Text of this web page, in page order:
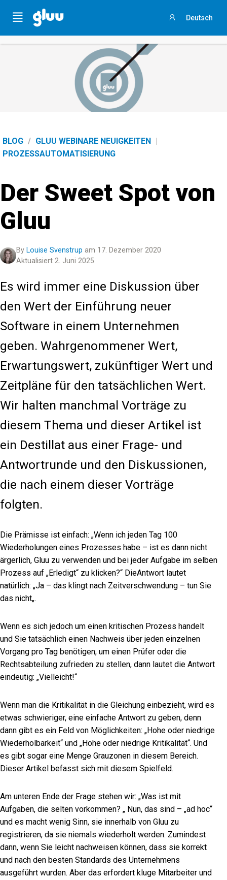
Menu Deutsch
BLOG / GLUU WEBINARE NEUIGKEITEN |
PROZESSAUTOMATISIERUNG
Der Sweet Spot von
Gluu
By Louise Svenstrup am 17. Dezember 2020
Aktualisiert 2. Juni 2025
Es wird immer eine Diskussion über
den Wert der Einführung neuer
Software in einem Unternehmen
geben. Wahrgenommener Wert,
Erwartungswert, zukünftiger Wert und
Zeitpläne für den tatsächlichen Wert.
Wir halten manchmal Vorträge zu
diesem Thema und dieser Artikel ist
ein Destillat aus einer Frage- und
Antwortrunde und den Diskussionen,
die nach einem dieser Vorträge
folgten.
Die Prämisse ist einfach: „Wenn ich jeden Tag 100
Wiederholungen eines Prozesses habe – ist es dann nicht
ärgerlich, Gluu zu verwenden und bei jeder Aufgabe im selben
Prozess auf „Erledigt“ zu klicken?“ DieAntwort lautet
natürlich: „Ja – das klingt nach Zeitverschwendung – tun Sie
das nicht„.
Wenn es sich jedoch um einen kritischen Prozess handelt
und Sie tatsächlich einen Nachweis über jeden einzelnen
Vorgang pro Tag benötigen, um einen Prüfer oder die
Rechtsabteilung zufrieden zu stellen, dann lautet die Antwort
eindeutig: „Vielleicht!“
Wenn man die Kritikalität in die Gleichung einbezieht, wird es
etwas schwieriger, eine einfache Antwort zu geben, denn
dann gibt es ein Feld von Möglichkeiten: „Hohe oder niedrige
Wiederholbarkeit“ und „Hohe oder niedrige Kritikalität“. Und
es gibt sogar eine Menge Grauzonen in diesem Bereich.
Dieser Artikel befasst sich mit diesem Spielfeld.
Am unteren Ende der Frage stehen wir: „Was ist mit
Aufgaben, die selten vorkommen? „ Nun, das sind – „ad hoc“
und es macht wenig Sinn, sie innerhalb von Gluu zu
registrieren, da sie niemals wiederholt werden. Zumindest
dann, wenn Sie leicht nachweisen können, dass sie korrekt
und nach den besten Standards des Unternehmens
ausgeführt wurden. Aber das erfordert kluge Mitarbeiter und
Holen Sie sich Ihren Process Success Benchmark 2025
indem Sie